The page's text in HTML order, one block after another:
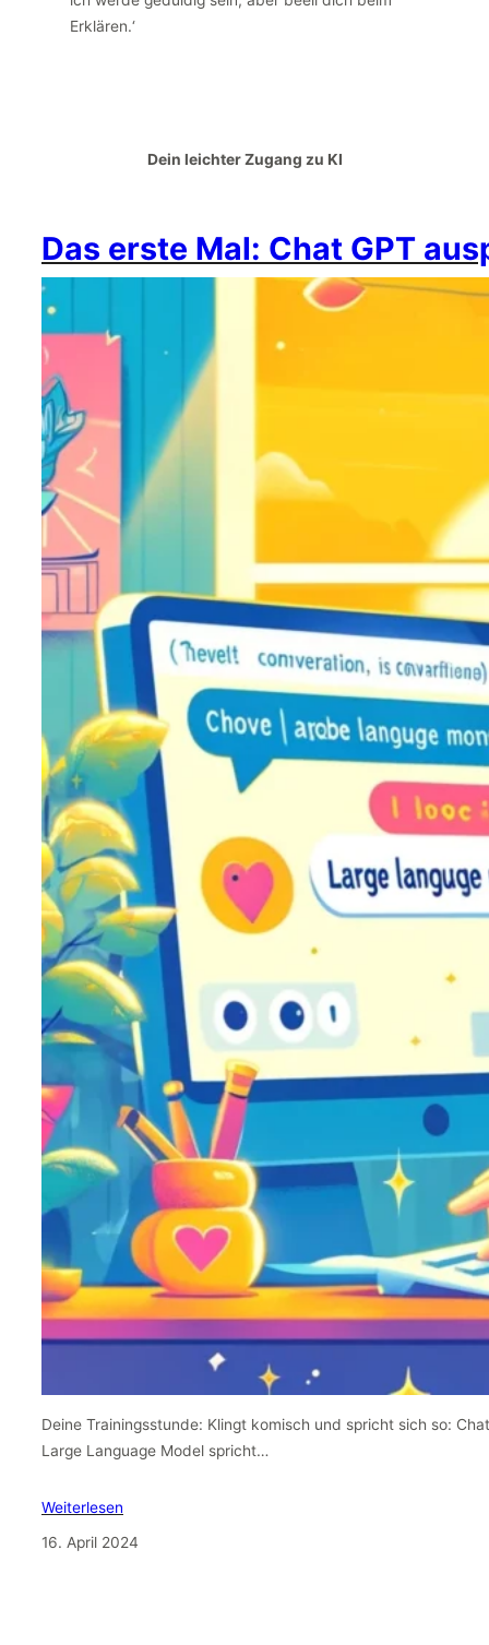
Erklären.‘
Dein leichter Zugang zu KI
Das erste Mal: Chat GPT
Deine Trainingsstunde: Klingt komisch und spricht sich so:
Large Language Model spricht…
Weiterlesen
16. April 2024